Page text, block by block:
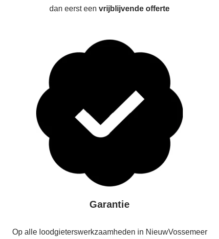
dan eerst een vrijblijvende offerte
Garantie
Op alle loodgieterswerkzaamheden in NieuwVossemeer